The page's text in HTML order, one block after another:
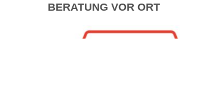
BERATUNG VOR ORT